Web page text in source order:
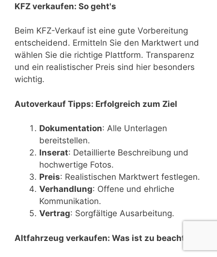
KFZ verkaufen: So geht's
Beim KFZ-Verkauf ist eine gute Vorbereitung
entscheidend. Ermitteln Sie den Marktwert und
wählen Sie die richtige Plattform. Transparenz
und ein realistischer Preis sind hier besonders
wichtig.
Autoverkauf Tipps: Erfolgreich zum Ziel
Dokumentation: Alle Unterlagen
bereitstellen.
Inserat: Detaillierte Beschreibung und
hochwertige Fotos.
Preis: Realistischen Marktwert festlegen.
Verhandlung: Offene und ehrliche
Kommunikation.
Vertrag: Sorgfältige Ausarbeitung.
Altfahrzeug verkaufen: Was ist zu beachten?